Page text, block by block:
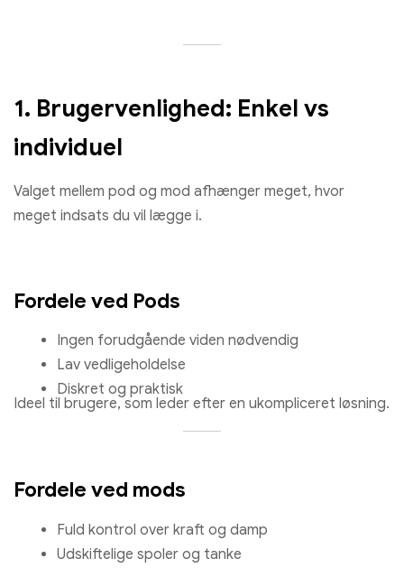
Bang konge 50000 Puffs frugtagtige aromaer af jordbær
jordbær kiwi for en intensiv dampoplevelse
1. Brugervenlighed: Enkel vs
individuel
Valget mellem pod og mod afhænger meget, hvor
meget indsats du vil lægge i.
Fordele ved Pods
Ingen forudgående viden nødvendig
Lav vedligeholdelse
Diskret og praktisk
Ideel til brugere, som leder efter en ukompliceret løsning.
Fordele ved mods
Fuld kontrol over kraft og damp
Udskiftelige spoler og tanke